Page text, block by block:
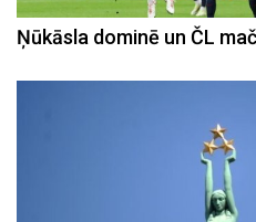
Ņūkāsla dominē un ČL